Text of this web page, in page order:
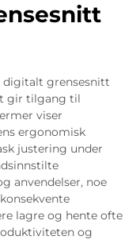
grensesnitt
gir tilgang til
viser
ergonomisk
justering under
anvendelser, noe
lagre og hente ofte
og